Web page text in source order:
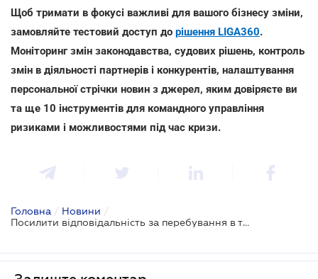
Щоб тримати в фокусі важливі для вашого бізнесу зміни,
замовляйте тестовий доступ до рішення LIGA360.
Моніторинг змін законодавства, судових рішень, контроль
змін в діяльності партнерів і конкурентів, налаштування
персональної стрічки новин з джерел, яким довіряєте ви
та ще 10 інструментів для командного управління
ризиками і можливостями під час кризи.
Головна / Новини /
Посилити відповідальність за перебування в транспорті без масок можуть вже цього тижня